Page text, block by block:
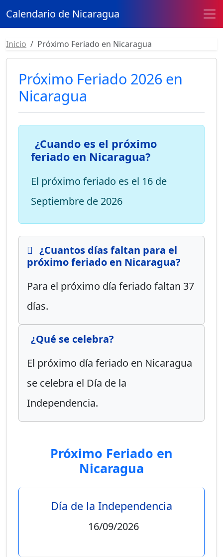
Calendario de Nicaragua
Inicio Próximo Feriado en Nicaragua
Próximo Feriado 2026 en
Nicaragua
¿Cuando es el próximo
feriado en Nicaragua?
El próximo feriado es el 16 de
Septiembre de 2026
¿Cuantos días faltan para el
próximo feriado en Nicaragua?
Para el próximo día feriado faltan 37
días.
¿Qué se celebra?
El próximo día feriado en Nicaragua
se celebra el Día de la
Independencia.
Próximo Feriado en
Nicaragua
Día de la Independencia
16/09/2026